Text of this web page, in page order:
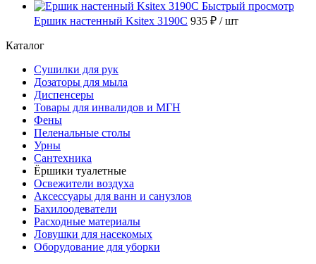
Быстрый просмотр
Ершик настенный Ksitex 3190C 935 ₽ / шт
Каталог
Сушилки для рук
Дозаторы для мыла
Диспенсеры
Товары для инвалидов и МГН
Фены
Пеленальные столы
Урны
Сантехника
Ёршики туалетные
Освежители воздуха
Аксессуары для ванн и санузлов
Бахилоодеватели
Расходные материалы
Ловушки для насекомых
Оборудование для уборки